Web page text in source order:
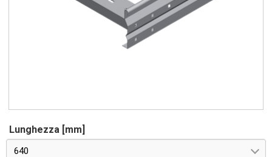
Lunghezza [mm]
640